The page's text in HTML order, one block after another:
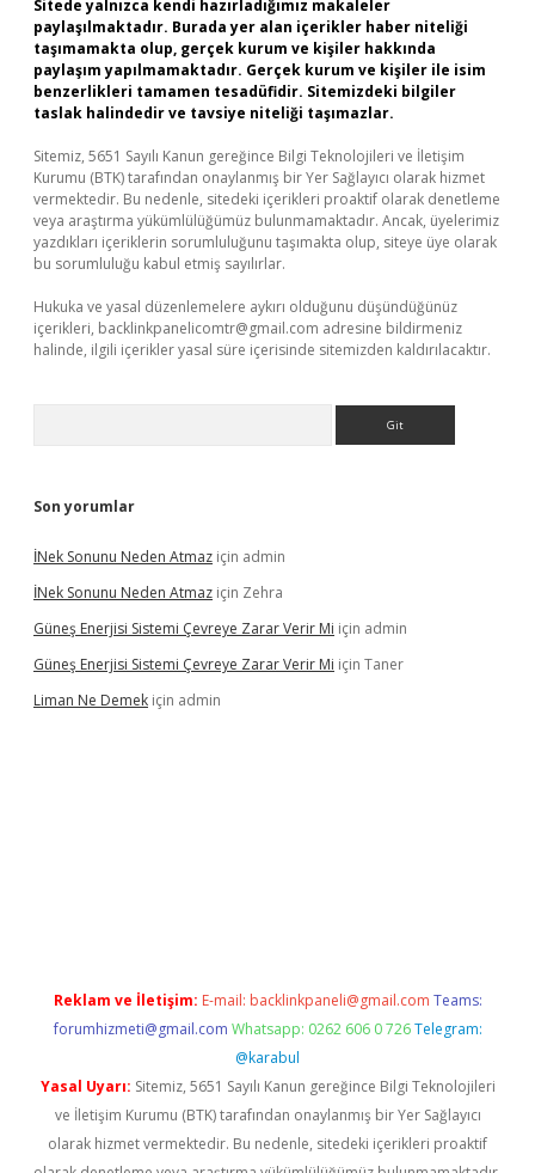
Sitede yalnızca kendi hazırladığımız makaleler
paylaşılmaktadır. Burada yer alan içerikler haber niteliği
taşımamakta olup, gerçek kurum ve kişiler hakkında
paylaşım yapılmamaktadır. Gerçek kurum ve kişiler ile isim
benzerlikleri tamamen tesadüfidir. Sitemizdeki bilgiler
taslak halindedir ve tavsiye niteliği taşımazlar.
Sitemiz, 5651 Sayılı Kanun gereğince Bilgi Teknolojileri ve İletişim
Kurumu (BTK) tarafından onaylanmış bir Yer Sağlayıcı olarak hizmet
vermektedir. Bu nedenle, sitedeki içerikleri proaktif olarak denetleme
veya araştırma yükümlülüğümüz bulunmamaktadır. Ancak, üyelerimiz
yazdıkları içeriklerin sorumluluğunu taşımakta olup, siteye üye olarak
bu sorumluluğu kabul etmiş sayılırlar.
Hukuka ve yasal düzenlemelere aykırı olduğunu düşündüğünüz
içerikleri, backlinkpanelicomtr@gmail.com adresine bildirmeniz
halinde, ilgili içerikler yasal süre içerisinde sitemizden kaldırılacaktır.
Son yorumlar
İNek Sonunu Neden Atmaz için admin
İNek Sonunu Neden Atmaz için Zehra
Güneş Enerjisi Sistemi Çevreye Zarar Verir Mi için admin
Güneş Enerjisi Sistemi Çevreye Zarar Verir Mi için Taner
Liman Ne Demek için admin
Reklam ve İletişim: E-mail: backlinkpaneli@gmail.com Teams:
forumhizmeti@gmail.com Whatsapp: 0262 606 0 726 Telegram:
@karabul
Yasal Uyarı: Sitemiz, 5651 Sayılı Kanun gereğince Bilgi Teknolojileri
ve İletişim Kurumu (BTK) tarafından onaylanmış bir Yer Sağlayıcı
olarak hizmet vermektedir. Bu nedenle, sitedeki içerikleri proaktif